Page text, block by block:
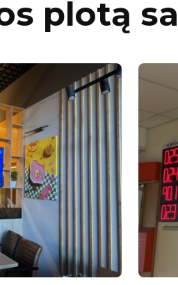
plotą